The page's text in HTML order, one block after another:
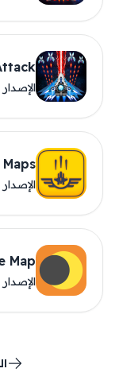
الإصدار 1.989
Maps
الإصدار 4.3
Map
الإصدار 2.0